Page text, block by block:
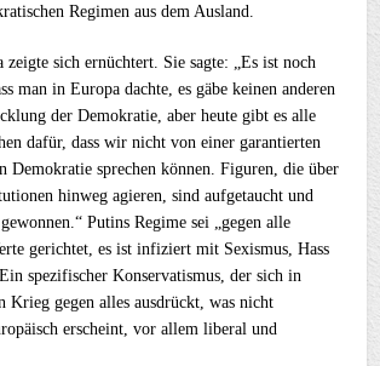
Regimen aus dem Ausland.
zeigte sich ernüchtert. Sie sagte: „Es ist noch
man in Europa dachte, es gäbe keinen anderen
der Demokratie, aber heute gibt es alle
dafür, dass wir nicht von einer garantierten
Demokratie sprechen können. Figuren, die über
hinweg agieren, sind aufgetaucht und
Putins Regime sei „gegen alle
gerichtet, es ist infiziert mit Sexismus, Hass
spezifischer Konservatismus, der sich in
Krieg gegen alles ausdrückt, was nicht
erscheint, vor allem liberal und